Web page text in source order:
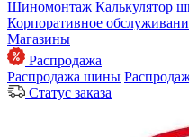
Шиномонтаж Калькулятор
Корпоративное
Магазины
Распродажа
Распродажа шины
Статус заказа